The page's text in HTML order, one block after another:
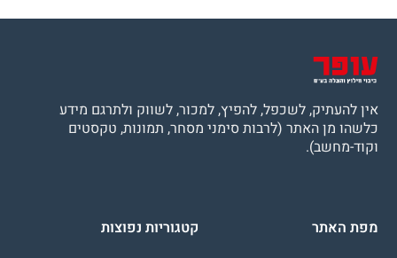
אין להעתיק, לשכפל, להפיץ, למכור, לשווק ולתרגם מידע
כלשהו מן האתר (לרבות סימני מסחר, תמונות, טקסטים
וקוד-מחשב).
מפת האתר קטגוריות נפוצות